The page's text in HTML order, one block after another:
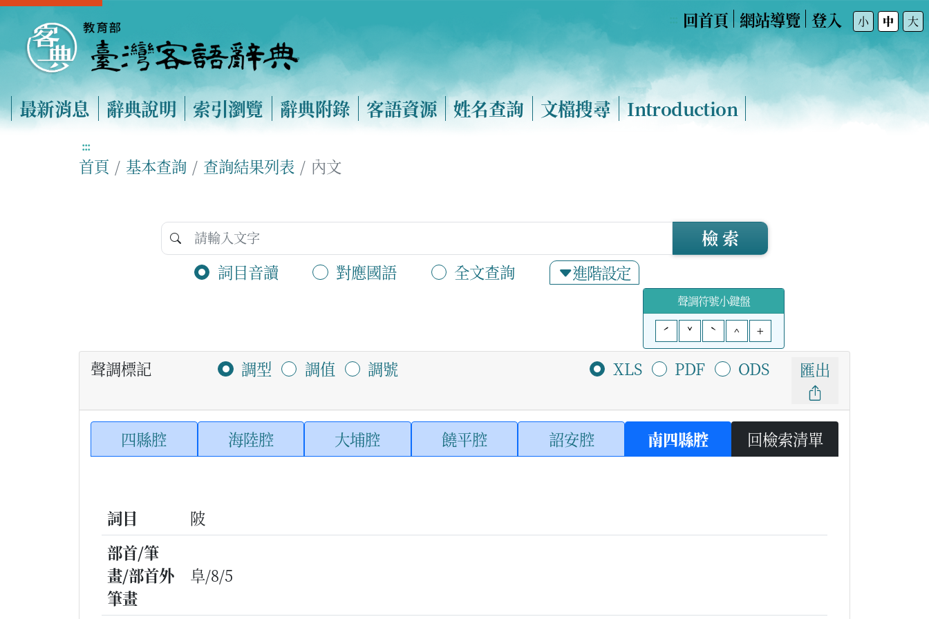
回首頁 網站導覽 登入 小 中 大
最新消息 辭典說明 索引瀏覽 辭典附錄 客語資源 姓名查詢 文檔搜尋 Introduction
:::
首頁 基本查詢 查詢結果列表 內文
詞目音讀 對應國語 全文查詢 進階設定
檢 索
聲調符號小鍵盤
ˊ
ˇ ˋ ^ +
聲調標記 調型 調值 調號 XLS PDF ODS 匯出
四縣腔 海陸腔 大埔腔 饒平腔 詔安腔 南四縣腔 回檢索清單
詞目
陂
部首/筆
畫/部首外
筆畫
阜/8/5